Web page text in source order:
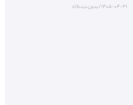
۱۴۰۵-۰۴-۳۱ بدون دیدگاه